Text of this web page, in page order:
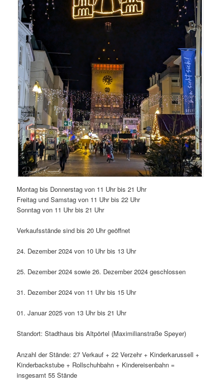
Montag bis Donnerstag von 11 Uhr bis 21 Uhr
Freitag und Samstag von 11 Uhr bis 22 Uhr
Sonntag von 11 Uhr bis 21 Uhr
Verkaufsstände sind bis 20 Uhr geöffnet
24. Dezember 2024 von 10 Uhr bis 13 Uhr
25. Dezember 2024 sowie 26. Dezember 2024 geschlossen
31. Dezember 2024 von 11 Uhr bis 15 Uhr
01. Januar 2025 von 13 Uhr bis 21 Uhr
Standort: Stadthaus bis Altpörtel (Maximilianstraße Speyer)
Anzahl der Stände: 27 Verkauf + 22 Verzehr + Kinderkarussell +
Kinderbackstube + Rollschuhbahn + Kindereisenbahn =
insgesamt 55 Stände